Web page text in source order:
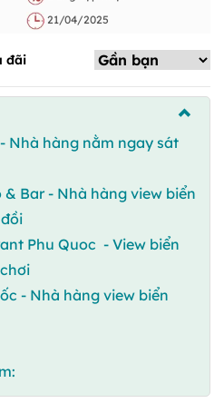
21/04/2025
đãi
Nhà hàng nằm ngay sát
& Bar - Nhà hàng view biển
Phu Quoc - View biển
- Nhà hàng view biển